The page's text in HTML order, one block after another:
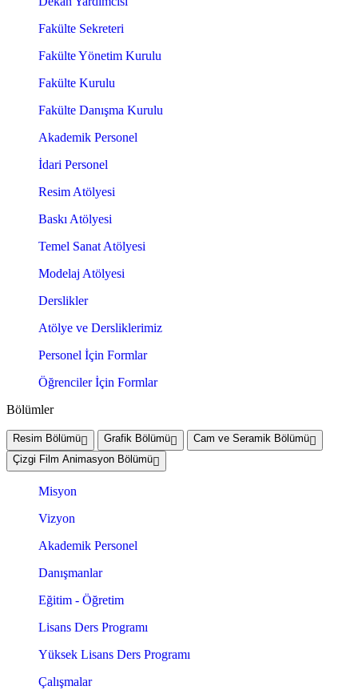
Fakülte Sekreteri
Fakülte Yönetim Kurulu
Fakülte Kurulu
Fakülte Danışma Kurulu
Akademik Personel
İdari Personel
Resim Atölyesi
Baskı Atölyesi
Temel Sanat Atölyesi
Modelaj Atölyesi
Derslikler
Atölye ve Dersliklerimiz
Personel İçin Formlar
Öğrenciler İçin Formlar
Bölümler
Resim Bölümü Grafik Bölümü
Cam ve Seramik Bölümü
Çizgi Film Animasyon Bölümü
Misyon
Vizyon
Akademik Personel
Danışmanlar
Eğitim - Öğretim
Lisans Ders Programı
Yüksek Lisans Ders Programı
Çalışmalar